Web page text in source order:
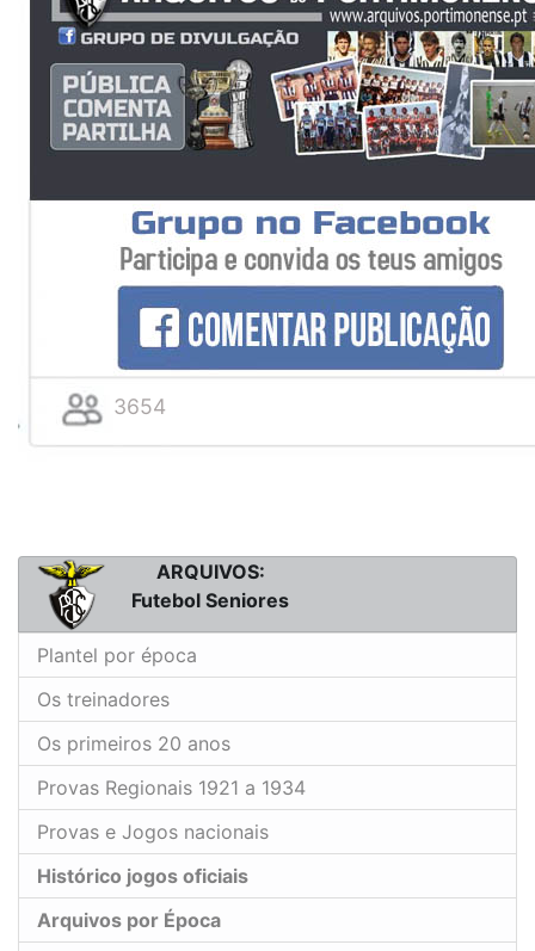
3654
ARQUIVOS:
Futebol Seniores
Plantel por época
Os treinadores
Os primeiros 20 anos
Provas Regionais 1921 a 1934
Provas e Jogos nacionais
Histórico jogos oficiais
Arquivos por Época